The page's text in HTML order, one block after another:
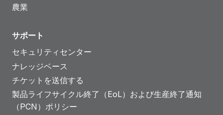
農業
サポート
セキュリティセンター
ナレッジベース
チケットを送信する
製品ライフサイクル終了（EoL）および生産終了通知
（PCN）ポリシー